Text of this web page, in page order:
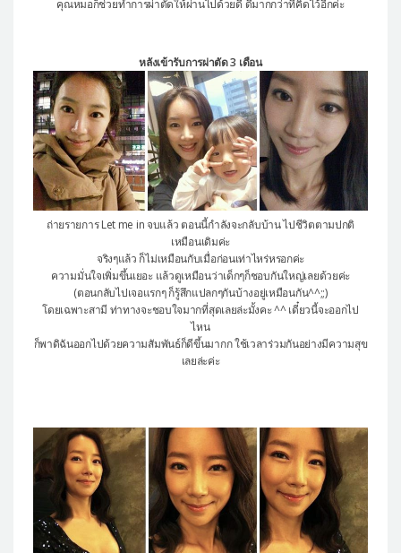
คุณหมอก็ช่วยทำการผ่าตัดให้ผ่านไปด้วยดี ดีมากกว่าที่คิดไว้อีกค่ะ
หลังเข้ารับการผ่าตัด 3 เดือน
ถ่ายรายการ Let me in จบแล้ว ตอนนี้กำลังจะกลับบ้าน ไปชีวิตตามปกติ
เหมือนเดิมค่ะ
จริงๆแล้ว ก็ไม่เหมือนกับเมื่อก่อนเท่าไหร่หรอกค่ะ
ความมั่นใจเพิ่มขึ้นเยอะ แล้วดูเหมือนว่าเด็กๆก็ชอบกันใหญ่เลยด้วยค่ะ
(ตอนกลับไปเจอแรกๆ ก็รู้สึกแปลกๆกันบ้างอยู่เหมือนกัน^^;;)
โดยเฉพาะสามี ท่าทางจะชอบใจมากที่สุดเลยล่ะมั้งคะ ^^ เดี๋ยวนี้จะออกไป
ไหน
ก็พาดิฉันออกไปด้วยความสัมพันธ์ก็ดีขึ้นมากก ใช้เวลาร่วมกันอย่างมีความสุข
เลยล่ะค่ะ